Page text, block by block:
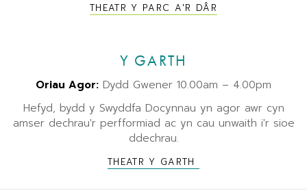
THEATR Y PARC A'R DÂR
Y GARTH
Oriau Agor: Dydd Gwener 10.00am – 4.00pm
Hefyd, bydd y Swyddfa Docynnau yn agor awr cyn
amser dechrau'r perfformiad ac yn cau unwaith i'r sioe
ddechrau.
THEATR Y GARTH